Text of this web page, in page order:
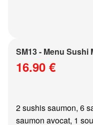
SM13 - Menu Sushi
16.90 €
2 sushis saumon, 6
saumon avocat, 1